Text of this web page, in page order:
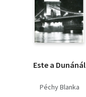
Szótár, nyelvkönyv
Tankönyv, segédkönyv
Társadalomtudomány
Természettudomány
Este a Dunánál
Péchy Blanka